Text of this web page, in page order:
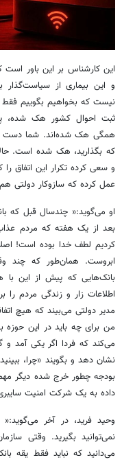
این کارشناس بر این باور
و این بیماری از
نیست که بخواهیم بگوییم
ثبت احوال کشور هک شده،
همگی هک شده‌اند. شما دست
که بگذارید، هک شده است.
و سعی کرده تکرار این اتفاق را
عمل کرده که سازوکار دولتی
او می‌گوید:« چندسال قبل که
بعد از یک هفته که مردم
کردیم لطف خدا بوده است!
ابروست. همان‌طور که
بانک‌هایی که پیش از این
اطلاعات زار و زندگی مردم را
مدیر دولتی می‌بیند که هیچ
من برای چه باید در این حوزه
می‌کند که فردا اگر یکی آمد
نشان دهد و بگویند «چرا،
بودجه چطور خرج شده دیگر
داده به یک شرکت امنیت
وحید فرید، در آخر
نمی‌توانید بگیرید. وقتی
می‌دانید که نباید فقط یقه